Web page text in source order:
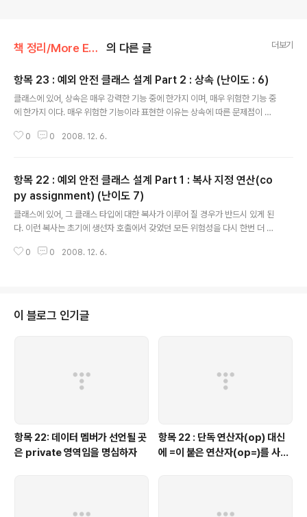
책 정리/More Exceptional C++ 의 다른 글 더보기
항목 23 : 예외 안전 클래스 설계 Part 2 : 상속 (난이도 : 6)
클래스에 있어, 상속은 매우 강력한 기능 중에 한가지 이며, 매우 위험한 기능 중
에 한가지 이다. 매우 위험한 기능이라 표현한 이유는 상속에 따른 문제점이 우
보일 때도 있었다. (.. 잘못된 상속은 그만큼 위험하다는 뜻입니다.) 이번 항목은
데, C++ 책에서는 무척 많이 나온다. 곰곰히 생각해 보니, "이야기"는 단방향인
거 같고, 상호작용하며 이야기 하여, 결론에 도달하는 말 자체가 "논의"로 쓰기
에 딱 좋은거 같다. ) 이다. 질문 1. "is-impleme..
0 0 2008. 12. 6.
항목 22 : 예외 안전 클래스 설계 Part 1 : 복사 지정 연산(co
py assignment) (난이도 7)
클래스에 있어, 그 클래스 타입에 대한 복사가 이루어 질 경우가 반드시 있게 된
다. 이런 복사는 초기에 생선자 호출에서 갖었던 모든 위험성을 다시 한번 더 반
가지 이다. 이번 항목은 어떠한 클래스라도 복사 할당자(복사 할당 연산자)를 보
사 할당자의 표준적인 형태는 무엇인가? 질문 3 다음 클래스에서 T1 이나 T2
연산 중 아무거나 예외를 발생시킬 수 있다면, 이 클래스의 구조를 바꾸지 않고,
0 0 2008. 12. 6.
이 블로그 인기글
항목 22: 데이터 멤버가 선언될 곳
은 private 영역임을 명심하자
항목 22 : 단독 연산자(op) 대신
에 =이 붙은 연산자(op=)를 사용